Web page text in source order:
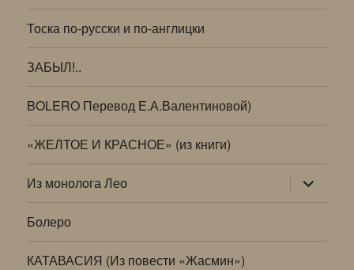
Тоска по-русски и по-англицки
ЗАБЫЛ!..
BOLERO Перевод Е.А.Валентиновой)
«ЖЕЛТОЕ И КРАСНОЕ» (из книги)
Из монолога Лео раскрыть
дочернее
меню
Болеро
КАТАВАСИЯ (Из повести «Жасмин»)